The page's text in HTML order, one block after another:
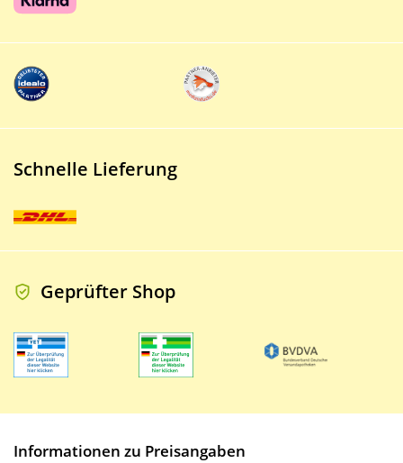
Schnelle Lieferung
Geprüfter Shop
Informationen zu Preisangaben